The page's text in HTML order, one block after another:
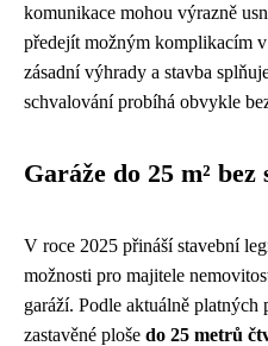
komunikace mohou výrazně
předejít možným komplikacím
zásadní výhrady a stavba
schvalování probíhá obvykle
Garáže do 25 m²
V roce 2025 přináší stavební
možnosti pro majitele
garáží. Podle aktuálně platných
zastavěné ploše do 25 metrů